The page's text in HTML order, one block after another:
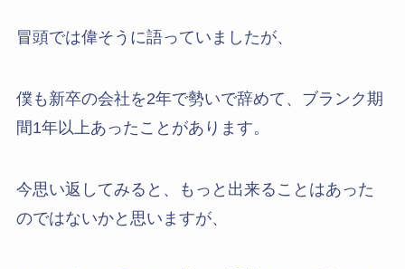
冒頭では偉そうに語っていましたが、
僕も新卒の会社を2年で勢いで辞めて、ブランク期
間1年以上あったことがあります。
今思い返してみると、もっと出来ることはあった
のではないかと思いますが、